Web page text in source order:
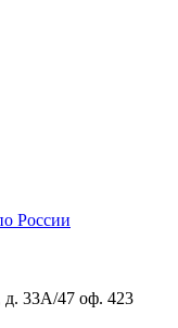
России
д. 33А/47 оф. 423